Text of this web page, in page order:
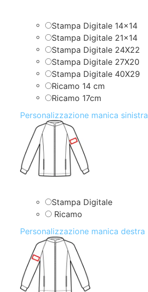
Stampa Digitale 14×14
Stampa Digitale 21×14
Stampa Digitale 24X22
Stampa Digitale 27X20
Stampa Digitale 40X29
Ricamo 14 cm
Ricamo 17cm
Personalizzazione manica sinistra
Stampa Digitale
Ricamo
Personalizzazione manica destra